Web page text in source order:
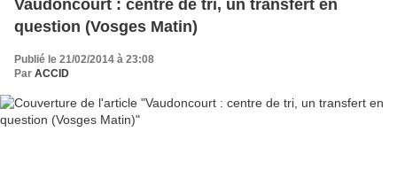
Vaudoncourt : centre de tri, un transfert en
question (Vosges Matin)
Publié le 21/02/2014 à 23:08
Par ACCID